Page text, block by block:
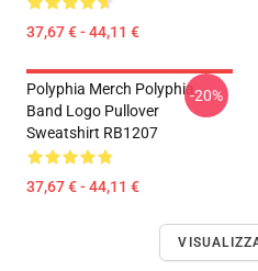
37,67 € - 44,11 €
Polyphia Merch Polyphia
Band Logo Pullover
Sweatshirt RB1207
37,67 € - 44,11 €
-20%